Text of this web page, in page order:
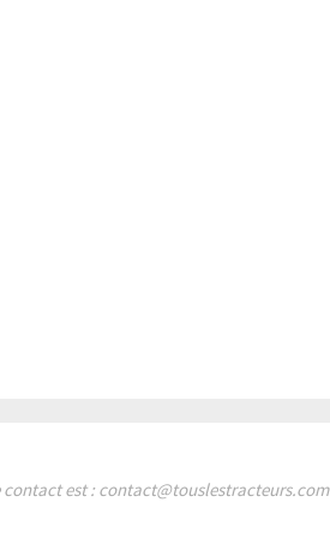
est : contact@touslestracteurs.com